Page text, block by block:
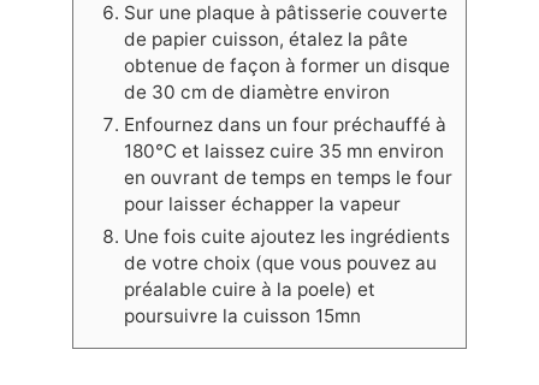
Sur une plaque à pâtisserie couverte
de papier cuisson, étalez la pâte
obtenue de façon à former un disque
de 30 cm de diamètre environ
Enfournez dans un four préchauffé à
180°C et laissez cuire 35 mn environ
en ouvrant de temps en temps le four
pour laisser échapper la vapeur
Une fois cuite ajoutez les ingrédients
de votre choix (que vous pouvez au
préalable cuire à la poele) et
poursuivre la cuisson 15mn